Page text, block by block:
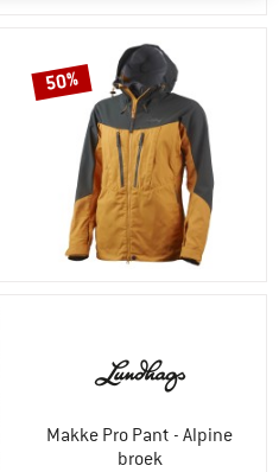
50%
Makke Pro Pant - Alpine
broek